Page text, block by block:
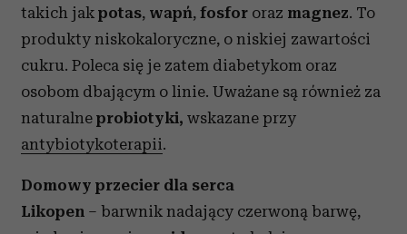
takich jak potas, wapń, fosfor oraz magnez. To
produkty niskokaloryczne, o niskiej zawartości
cukru. Poleca się je zatem diabetykom oraz
osobom dbającym o linie. Uważane są również za
naturalne probiotyki, wskazane przy
antybiotykoterapii.
Domowy przecier dla serca
Likopen – barwnik nadający czerwoną barwę,